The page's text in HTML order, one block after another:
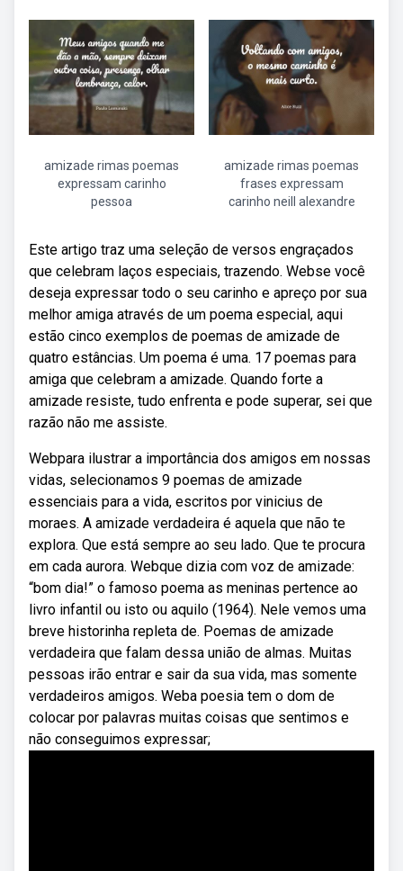
amizade rimas poemas
expressam carinho
pessoa
amizade rimas poemas
frases expressam
carinho neill alexandre
Este artigo traz uma seleção de versos engraçados
que celebram laços especiais, trazendo. Webse você
deseja expressar todo o seu carinho e apreço por sua
melhor amiga através de um poema especial, aqui
estão cinco exemplos de poemas de amizade de
quatro estâncias. Um poema é uma. 17 poemas para
amiga que celebram a amizade. Quando forte a
amizade resiste, tudo enfrenta e pode superar, sei que
razão não me assiste.
Webpara ilustrar a importância dos amigos em nossas
vidas, selecionamos 9 poemas de amizade
essenciais para a vida, escritos por vinicius de
moraes. A amizade verdadeira é aquela que não te
explora. Que está sempre ao seu lado. Que te procura
em cada aurora. Webque dizia com voz de amizade:
“bom dia!” o famoso poema as meninas pertence ao
livro infantil ou isto ou aquilo (1964). Nele vemos uma
breve historinha repleta de. Poemas de amizade
verdadeira que falam dessa união de almas. Muitas
pessoas irão entrar e sair da sua vida, mas somente
verdadeiros amigos. Weba poesia tem o dom de
colocar por palavras muitas coisas que sentimos e
não conseguimos expressar;